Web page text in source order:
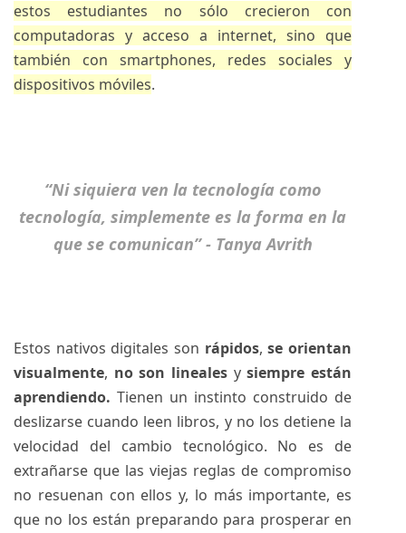
estos estudiantes no sólo crecieron con
computadoras y acceso a internet, sino que
también con smartphones, redes sociales y
dispositivos móviles.
“Ni siquiera ven la tecnología como
tecnología, simplemente es la forma en la
que se comunican” - Tanya Avrith
Estos nativos digitales son rápidos,se orientan
visualmente, no son lineales ysiempre están
aprendiendo. Tienen un instinto construido de
deslizarse cuando leen libros, y no los detiene la
velocidad del cambio tecnológico. No es de
extrañarse que las viejas reglas de compromiso
no resuenan con ellos y, lo más importante, es
que no los están preparando para prosperar en